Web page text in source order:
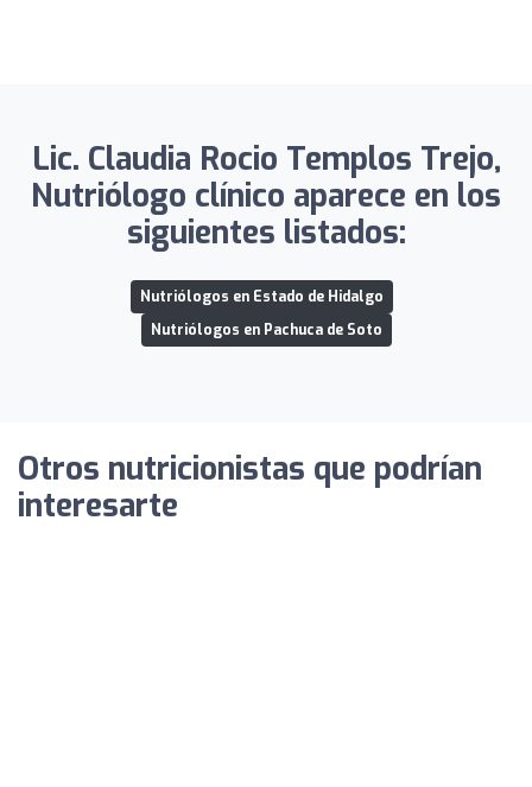
Lic. Claudia Rocio Templos Trejo,
Nutriólogo clínico aparece en los
siguientes listados:
Nutriólogos en Estado de Hidalgo
Nutriólogos en Pachuca de Soto
Otros nutricionistas que podrían
interesarte